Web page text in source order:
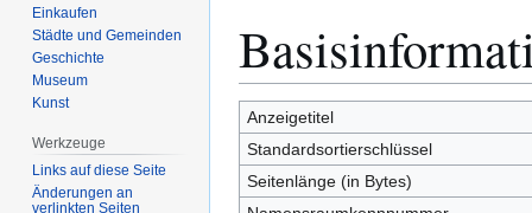
Navigation
Suche
Anzeigetitel
Standardsortierschlüssel
Seitenlänge (in Bytes)
Einkaufen
Städte und Gemeinden
Geschichte
Museum
Kunst
Werkzeuge
Links auf diese Seite
Änderungen an
verlinkten Seiten